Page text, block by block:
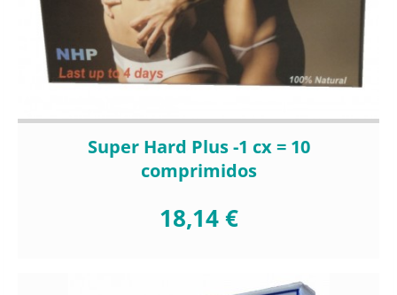
Super Hard Plus -1 cx = 10
comprimidos
18,14 €